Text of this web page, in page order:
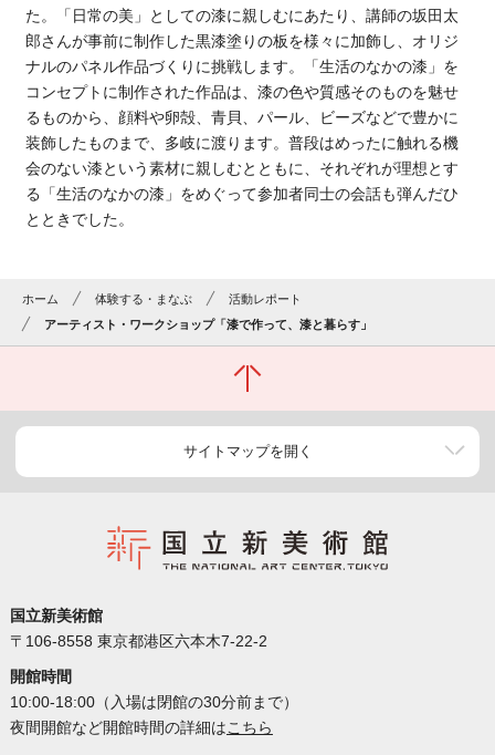
た。「日常の美」としての漆に親しむにあたり、講師の坂田太
郎さんが事前に制作した黒漆塗りの板を様々に加飾し、オリジ
ナルのパネル作品づくりに挑戦します。「生活のなかの漆」を
コンセプトに制作された作品は、漆の色や質感そのものを魅せ
るものから、顔料や卵殻、青貝、パール、ビーズなどで豊かに
装飾したものまで、多岐に渡ります。普段はめったに触れる機
会のない漆という素材に親しむとともに、それぞれが理想とす
る「生活のなかの漆」をめぐって参加者同士の会話も弾んだひ
とときでした。
ホーム 体験する・まなぶ
活動レポート
アーティスト・ワークショップ「漆で作って、漆と暮らす」
サイトマップを開く
国立新美術館
〒106-8558 東京都港区六本木7-22-2
開館時間
10:00-18:00（入場は閉館の30分前まで）
夜間開館など開館時間の詳細はこちら